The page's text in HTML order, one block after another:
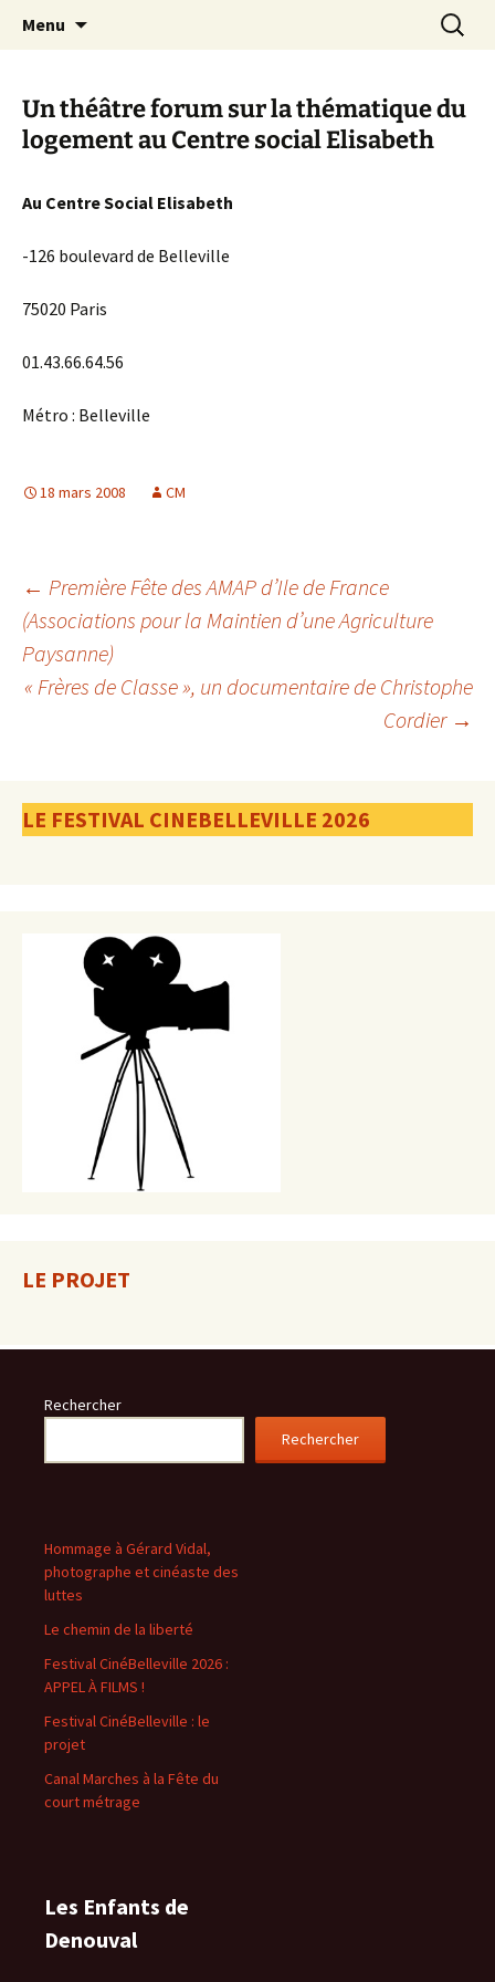
Canal Marches
Menu
Un théâtre forum sur la thématique du
logement au Centre social Elisabeth
Au Centre Social Elisabeth
-126 boulevard de Belleville
75020 Paris
01.43.66.64.56
Métro : Belleville
18 mars 2008 CM
Navigation
des
← Première Fête des AMAP d’Ile de France
(Associations pour la Maintien d’une Agriculture
Paysanne)
« Frères de Classe », un documentaire de Christophe
Cordier →
LE FESTIVAL CINEBELLEVILLE 2026
LE PROJET
Rechercher
Rechercher
Hommage à Gérard Vidal,
photographe et cinéaste des
luttes
Le chemin de la liberté
Festival CinéBelleville 2026 :
APPEL À FILMS !
Festival CinéBelleville : le
projet
Canal Marches à la Fête du
court métrage
Les Enfants de
Denouval